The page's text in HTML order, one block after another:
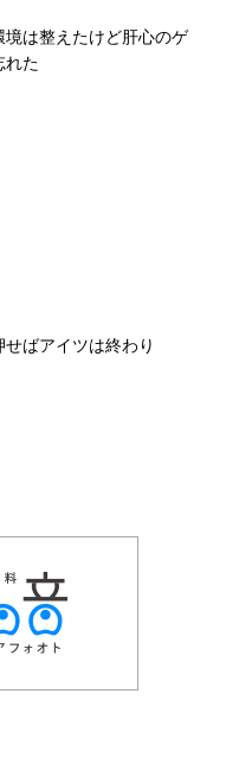
は整えたけど肝心のゲ
れた
せばアイツは終わり